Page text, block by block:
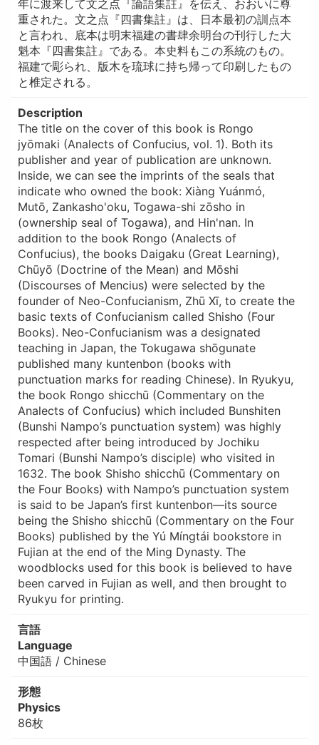
年に渡来して文之点『論語集註』を伝え、おおいに尊
重された。文之点『四書集註』は、日本最初の訓点本
と言われ、底本は明末福建の書肆余明台の刊行した大
魁本『四書集註』である。本史料もこの系統のもの。
福建で彫られ、版木を琉球に持ち帰って印刷したもの
と椎定される。
Description
The title on the cover of this book is Rongo
jyōmaki (Analects of Confucius, vol. 1). Both its
publisher and year of publication are unknown.
Inside, we can see the imprints of the seals that
indicate who owned the book: Xiàng Yuánmó,
Mutō, Zankasho'oku, Togawa-shi zōsho in
(ownership seal of Togawa), and Hin'nan. In
addition to the book Rongo (Analects of
Confucius), the books Daigaku (Great Learning),
Chūyō (Doctrine of the Mean) and Mōshi
(Discourses of Mencius) were selected by the
founder of Neo-Confucianism, Zhū Xī, to create the
basic texts of Confucianism called Shisho (Four
Books). Neo-Confucianism was a designated
teaching in Japan, the Tokugawa shōgunate
published many kuntenbon (books with
punctuation marks for reading Chinese). In Ryukyu,
the book Rongo shicchū (Commentary on the
Analects of Confucius) which included Bunshiten
(Bunshi Nampo’s punctuation system) was highly
respected after being introduced by Jochiku
Tomari (Bunshi Nampo’s disciple) who visited in
1632. The book Shisho shicchū (Commentary on
the Four Books) with Nampo’s punctuation system
is said to be Japan’s first kuntenbon—its source
being the Shisho shicchū (Commentary on the Four
Books) published by the Yú Míngtái bookstore in
Fujian at the end of the Ming Dynasty. The
woodblocks used for this book is believed to have
been carved in Fujian as well, and then brought to
Ryukyu for printing.
言語
Language
中国語 / Chinese
形態
Physics
86枚